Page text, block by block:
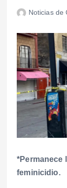
Noticias de
*Permanece
feminicidio.